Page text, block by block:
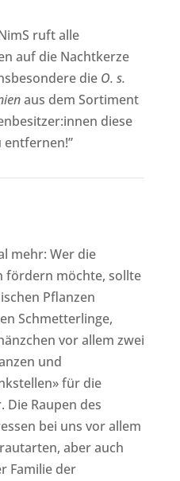
ruft alle
auf die Nachtkerze
die O. s.
aus dem Sortiment
diese
entfernen!”
mehr: Wer die
fördern möchte, sollte
Pflanzen
Schmetterlinge,
vor allem zwei
und
für die
Die Raupen des
bei uns vor allem
aber auch
Familie der